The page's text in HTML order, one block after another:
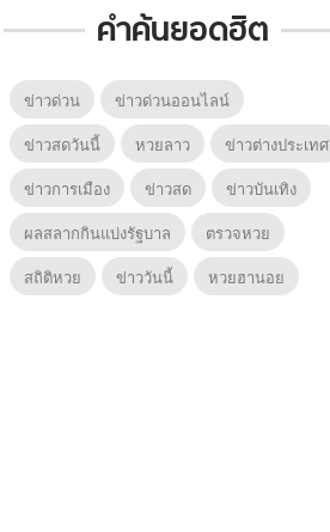
คำค้นยอดฮิต
ข่าวด่วน
ข่าวด่วนออนไลน์
ข่าวสดวันนี้
หวยลาว
ข่าวต่างประเทศ
ข่าวการเมือง
ข่าวสด
ข่าวบันเทิง
ผลสลากกินแบ่งรัฐบาล
ตรวจหวย
สถิติหวย
ข่าววันนี้ หวยฮานอย